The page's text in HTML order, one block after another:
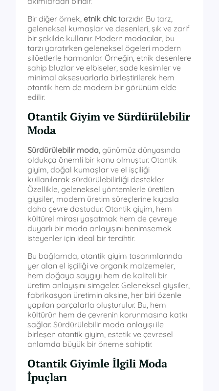
Bir diğer örnek, etnik chictarzıdır. Bu tarz,
geleneksel kumaşlar ve desenleri, şık ve zarif
bir şekilde kullanır. Modern modacılar, bu
tarzı yaratırken geleneksel ögeleri modern
silüetlerle harmanlar. Örneğin, etnik desenlere
sahip bluzlar ve elbiseler, sade kesimler ve
minimal aksesuarlarla birleştirilerek hem
otantik hem de modern bir görünüm elde
edilir.
Otantik Giyim ve Sürdürülebilir
Moda
Sürdürülebilir moda , günümüz dünyasında
oldukça önemli bir konu olmuştur. Otantik
giyim, doğal kumaşlar ve el işçiliği
kullanılarak sürdürülebilirliği destekler.
Özellikle, geleneksel yöntemlerle üretilen
giysiler, modern üretim süreçlerine kıyasla
daha çevre dostudur. Otantik giyim, hem
kültürel mirası yaşatmak hem de çevreye
duyarlı bir moda anlayışını benimsemek
isteyenler için ideal bir tercihtir.
Bu bağlamda, otantik giyim tasarımlarında
yer alan el işçiliği ve organik malzemeler,
hem doğaya saygıyı hem de kaliteli bir
üretim anlayışını simgeler. Geleneksel giysiler,
fabrikasyon üretimin aksine, her biri özenle
yapılan parçalarla oluşturulur. Bu, hem
kültürün hem de çevrenin korunmasına katkı
sağlar. Sürdürülebilir moda anlayışı ile
birleşen otantik giyim, estetik ve çevresel
anlamda büyük bir öneme sahiptir.
Otantik Giyimle İlgili Moda
İpuçları